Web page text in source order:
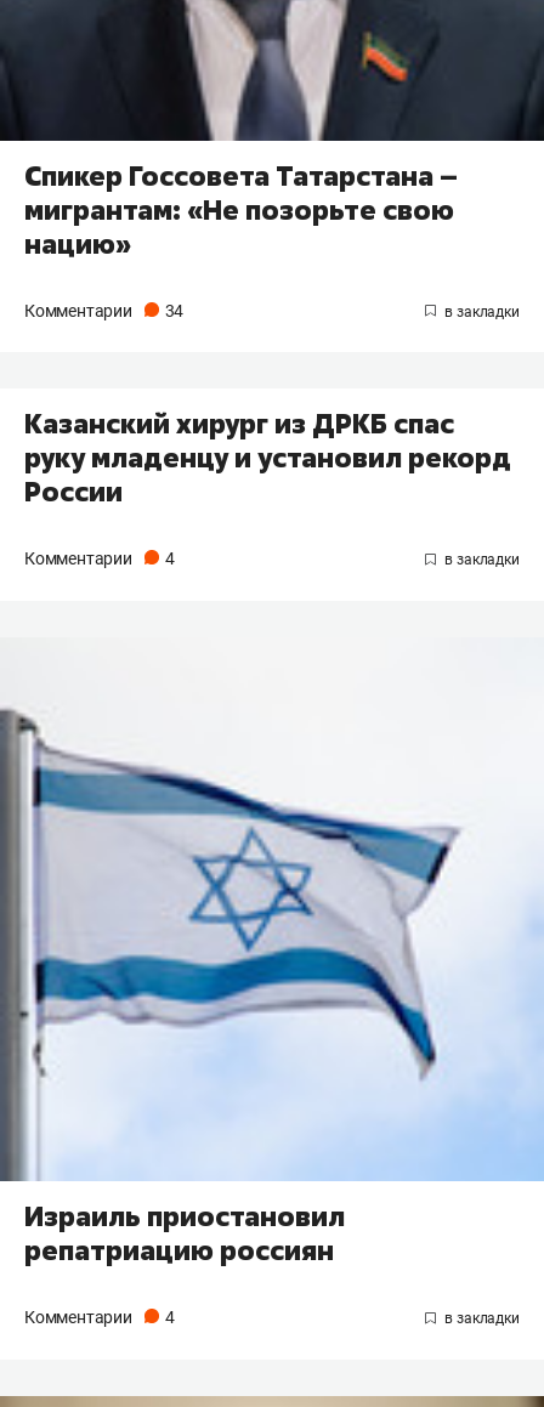
Спикер Госсовета Татарстана –
мигрантам: «Не позорьте свою
нацию»
Комментарии 34
Казанский хирург из ДРКБ спас
руку младенцу и установил рекорд
России
Комментарии 4
Израиль приостановил
репатриацию россиян
Комментарии 4